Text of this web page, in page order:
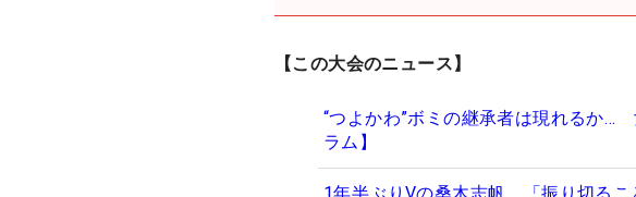
【この大会のニュース】
“つよかわ”ボミの継承者は現れるか…
ラム】